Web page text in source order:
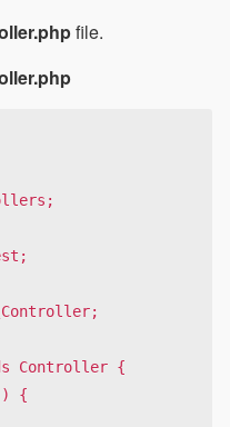
file.
Controller {